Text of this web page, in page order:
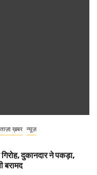
ताज़ा ख़बर न्यूज़
दुकानदार ने पकड़ा,